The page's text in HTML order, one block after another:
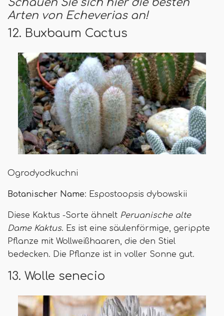
Arten von Echeverias an!
12. Buxbaum Cactus
Ogrodyodkuchni
Botanischer Name: Espostoopsis dybowskii
Diese Kaktus -Sorte ähnelt Peruanische alte
Dame Kaktus. Es ist eine säulenförmige, gerippte
Pflanze mit Wollweißhaaren, die den Stiel
bedecken. Die Pflanze ist in voller Sonne gut.
13. Wolle senecio